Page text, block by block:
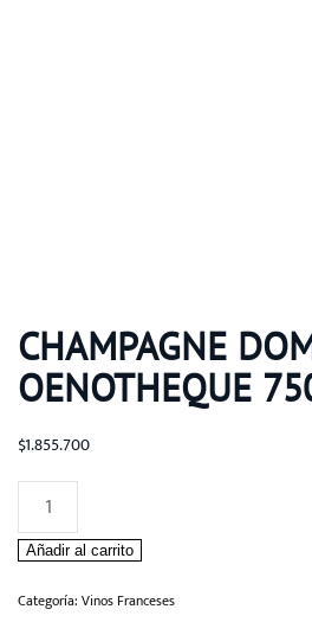
CHAMPAGNE
OENOTHEQUE
$1.855.700
Champagne
Dom
Perignon
Oenotheque
Añadir al carrito
Categoría: Vinos Franceses